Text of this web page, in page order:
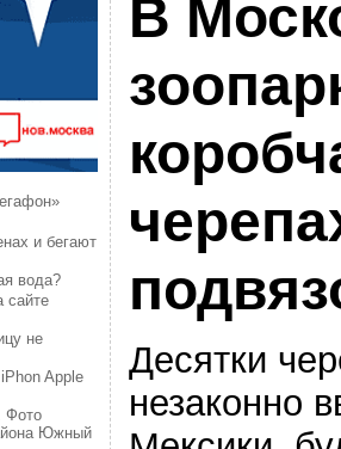
и бегают
вода?
сайте
не
Apple
Фото
Южный
В
Десятки
незаконно